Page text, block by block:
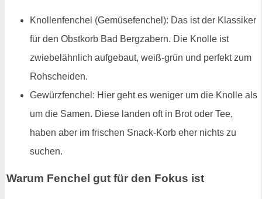
Knollenfenchel (Gemüsefenchel): Das ist der Klassiker
für den Obstkorb Bad Bergzabern. Die Knolle ist
zwiebelähnlich aufgebaut, weiß-grün und perfekt zum
Rohscheiden.
Gewürzfenchel: Hier geht es weniger um die Knolle als
um die Samen. Diese landen oft in Brot oder Tee,
haben aber im frischen Snack-Korb eher nichts zu
suchen.
Warum Fenchel gut für den Fokus ist